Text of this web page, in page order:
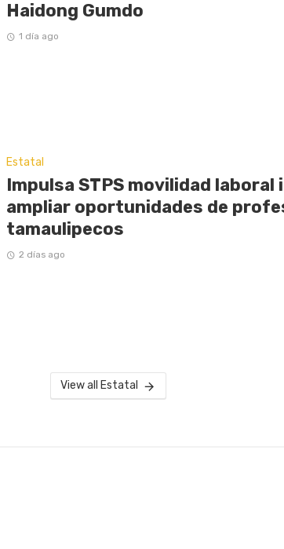
Haidong Gumdo
1 día ago
Estatal
Impulsa STPS movilidad
ampliar oportunidades de
tamaulipecos
2 días ago
View all Estatal